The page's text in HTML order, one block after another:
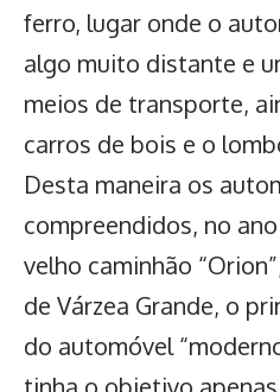
ferro, lugar onde o
algo muito distante e
meios de transporte,
carros de bois e o
Desta maneira os
compreendidos, no ano
velho caminhão
de Várzea Grande, o
do automóvel